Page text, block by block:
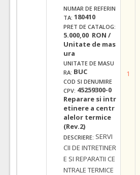
NUMAR DE REFERIN
TA: 180410
PRET DE CATALOG:
5.000,00 RON /
Unitate de mas
ura
UNITATE DE MASU
RA: BUC
COD SI DENUMIRE
CPV: 45259300-0
Reparare si intr
etinere a centr
alelor termice
(Rev.2)
DESCRIERE: SERVI
CII DE INTRETINER
E SI REPARATII CE
NTRALE TERMICE
1